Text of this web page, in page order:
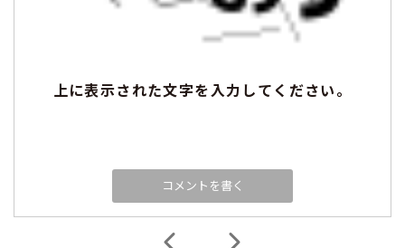
上に表示された文字を入力してください。